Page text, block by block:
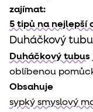
zajímat:
5 tipů na nejlepší
Duháčkový
Duháčkový tubus
sypký smyslový